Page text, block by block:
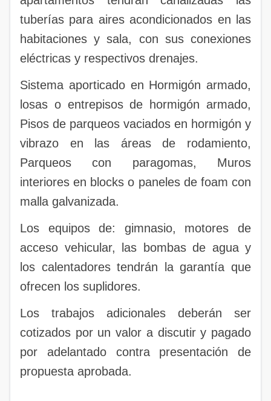
tuberías para aires acondicionados en las
habitaciones y sala, con sus conexiones
eléctricas y respectivos drenajes.
Sistema aporticado en Hormigón armado,
losas o entrepisos de hormigón armado,
Pisos de parqueos vaciados en hormigón y
vibrazo en las áreas de rodamiento,
Parqueos con paragomas, Muros
interiores en blocks o paneles de foam con
malla galvanizada.
Los equipos de: gimnasio, motores de
acceso vehicular, las bombas de agua y
los calentadores tendrán la garantía que
ofrecen los suplidores.
Los trabajos adicionales deberán ser
cotizados por un valor a discutir y pagado
por adelantado contra presentación de
propuesta aprobada.